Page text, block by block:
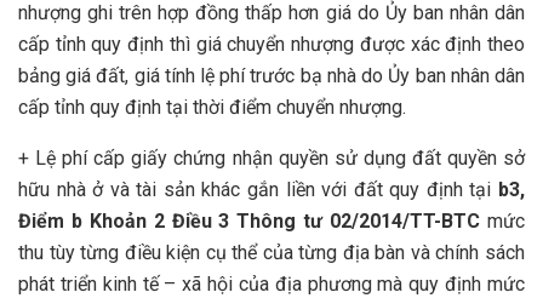
nhượng ghi trên hợp đồng thấp hơn giá do Ủy ban nhân dân
cấp tỉnh quy định thì giá chuyển nhượng được xác định theo
bảng giá đất, giá tính lệ phí trước bạ nhà do Ủy ban nhân dân
cấp tỉnh quy định tại thời điểm chuyển nhượng.
+ Lệ phí cấp giấy chứng nhận quyền sử dụng đất quyền sở
hữu nhà ở và tài sản khác gắn liền với đất quy định tại b3,
Điểm b Khoản 2 Điều 3 Thông tư 02/2014/TT-BTC mức
thu tùy từng điều kiện cụ thể của từng địa bàn và chính sách
phát triển kinh tế – xã hội của địa phương mà quy định mức